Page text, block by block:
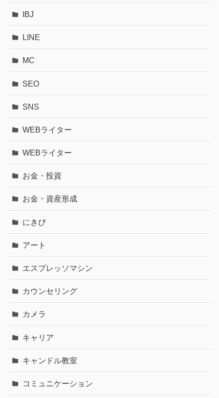
IBJ
LINE
MC
SEO
SNS
WEBライター
WEBライター
お金・投資
お金・資産形成
にきび
アート
エスプレッソマシン
カウンセリング
カメラ
キャリア
キャンドル教室
コミュニケーション